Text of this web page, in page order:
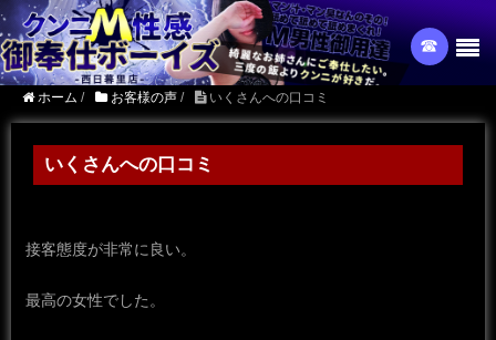
☎︎
ホーム / お客様の声 / いくさんへの口コミ
いくさんへの口コミ
接客態度が非常に良い。
最高の女性でした。